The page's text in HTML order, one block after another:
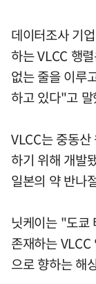
데이터조사 기
하는 VLCC 행
없는 줄을 이루
하고 있다"고
VLCC는 중동
하기 위해 개발
일본의 약 반나
닛케이는 "도쿄
존재하는
으로 향하는 해